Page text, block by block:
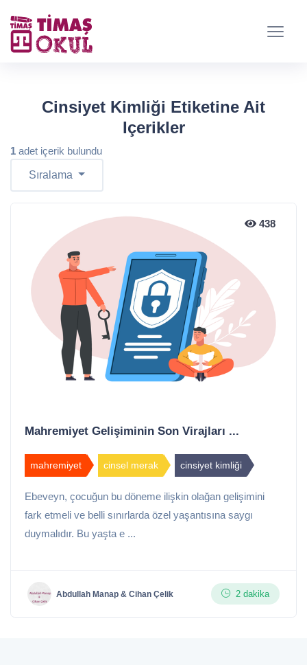
Cinsiyet Kimliği Etiketine Ait
Içerikler
1 adet içerik bulundu
Sıralama
438
Mahremiyet Gelişiminin Son Virajları ...
mahremiyet cinsel merak cinsiyet kimliği
Ebeveyn, çocuğun bu döneme ilişkin olağan gelişimini
fark etmeli ve belli sınırlarda özel yaşantısına saygı
duymalıdır. Bu yaşta e ...
Abdullah Manap & Cihan Çelik 2 dakika